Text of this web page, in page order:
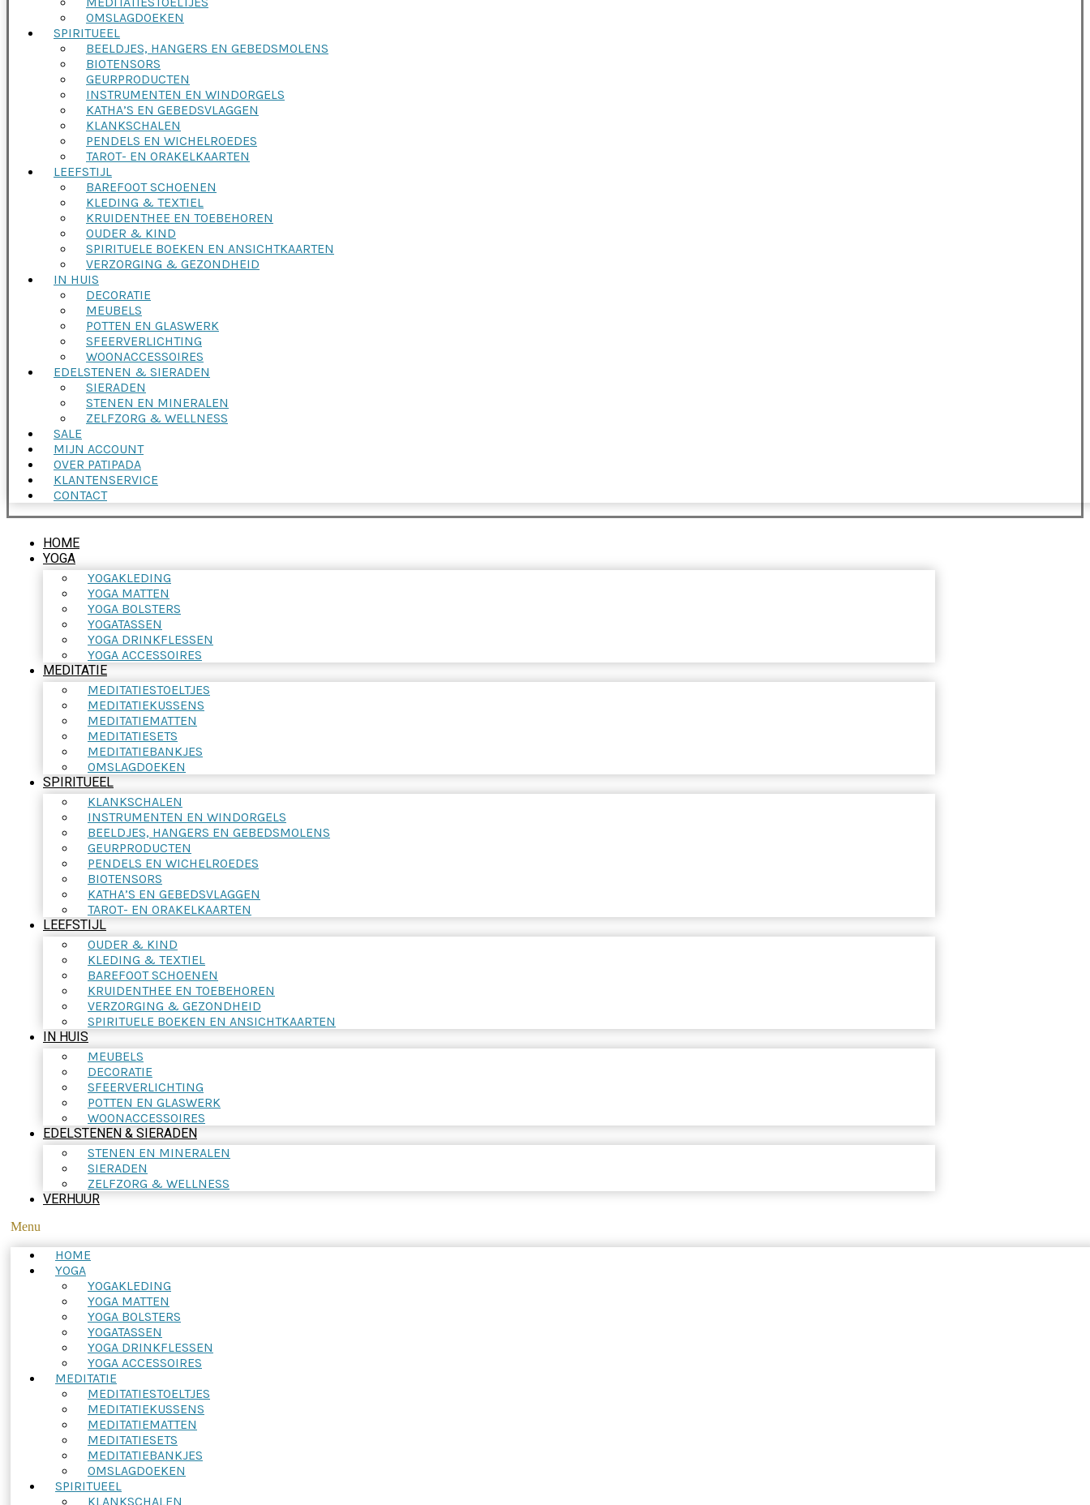
OMSLAGDOEKEN
SPIRITUEEL
BEELDJES, HANGERS EN GEBEDSMOLENS
BIOTENSORS
GEURPRODUCTEN
INSTRUMENTEN EN WINDORGELS
KATHA’S EN GEBEDSVLAGGEN
KLANKSCHALEN
PENDELS EN WICHELROEDES
TAROT- EN ORAKELKAARTEN
LEEFSTIJL
BAREFOOT SCHOENEN
KLEDING & TEXTIEL
KRUIDENTHEE EN TOEBEHOREN
OUDER & KIND
SPIRITUELE BOEKEN EN ANSICHTKAARTEN
VERZORGING & GEZONDHEID
IN HUIS
DECORATIE
MEUBELS
POTTEN EN GLASWERK
SFEERVERLICHTING
WOONACCESSOIRES
EDELSTENEN & SIERADEN
SIERADEN
STENEN EN MINERALEN
ZELFZORG & WELLNESS
SALE
MIJN ACCOUNT
OVER PATIPADA
KLANTENSERVICE
CONTACT
HOME
YOGA
YOGAKLEDING
YOGA MATTEN
YOGA BOLSTERS
YOGATASSEN
YOGA DRINKFLESSEN
YOGA ACCESSOIRES
MEDITATIE
MEDITATIESTOELTJES
MEDITATIEKUSSENS
MEDITATIEMATTEN
MEDITATIESETS
MEDITATIEBANKJES
OMSLAGDOEKEN
SPIRITUEEL
KLANKSCHALEN
INSTRUMENTEN EN WINDORGELS
BEELDJES, HANGERS EN GEBEDSMOLENS
GEURPRODUCTEN
PENDELS EN WICHELROEDES
BIOTENSORS
KATHA’S EN GEBEDSVLAGGEN
TAROT- EN ORAKELKAARTEN
LEEFSTIJL
OUDER & KIND
KLEDING & TEXTIEL
BAREFOOT SCHOENEN
KRUIDENTHEE EN TOEBEHOREN
VERZORGING & GEZONDHEID
SPIRITUELE BOEKEN EN ANSICHTKAARTEN
IN HUIS
MEUBELS
DECORATIE
SFEERVERLICHTING
POTTEN EN GLASWERK
WOONACCESSOIRES
EDELSTENEN & SIERADEN
STENEN EN MINERALEN
SIERADEN
ZELFZORG & WELLNESS
VERHUUR
Menu
HOME
YOGA
YOGAKLEDING
YOGA MATTEN
YOGA BOLSTERS
YOGATASSEN
YOGA DRINKFLESSEN
YOGA ACCESSOIRES
MEDITATIE
MEDITATIESTOELTJES
MEDITATIEKUSSENS
MEDITATIEMATTEN
MEDITATIESETS
MEDITATIEBANKJES
OMSLAGDOEKEN
SPIRITUEEL
KLANKSCHALEN